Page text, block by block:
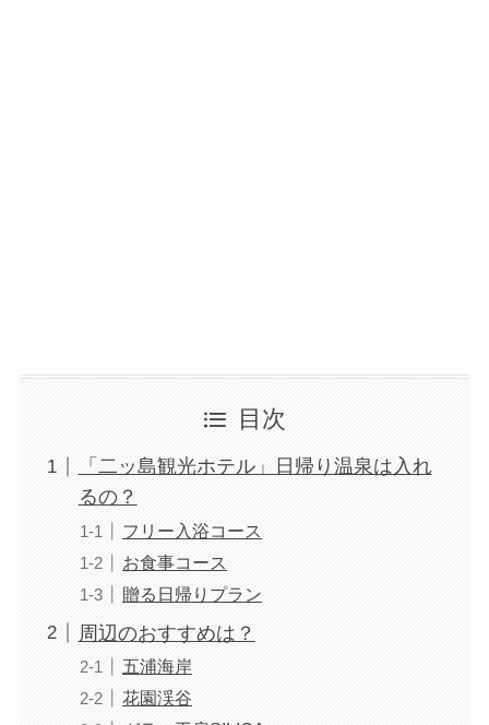
目次
「二ッ島観光ホテル」日帰り温泉は入れ
るの？
フリー入浴コース
お食事コース
贈る日帰りプラン
周辺のおすすめは？
五浦海岸
花園渓谷